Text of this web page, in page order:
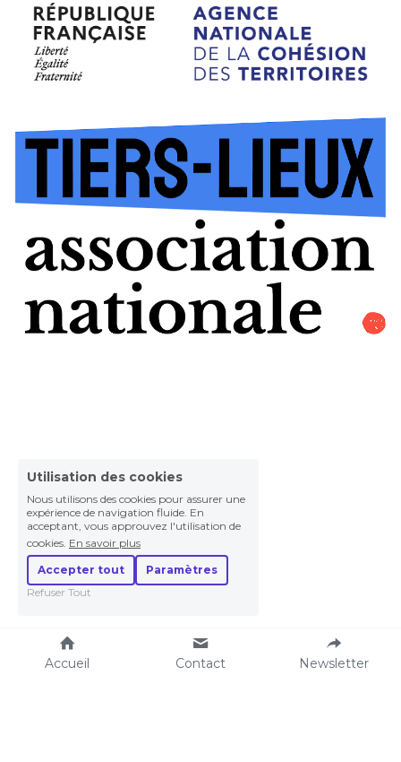
Accueil Contact Newsletter
Utilisation des cookies
Nous utilisons des cookies pour assurer une
expérience de navigation fluide. En
acceptant, vous approuvez l'utilisation de
cookies. En savoir plus
Accepter tout
Paramètres
Refuser Tout